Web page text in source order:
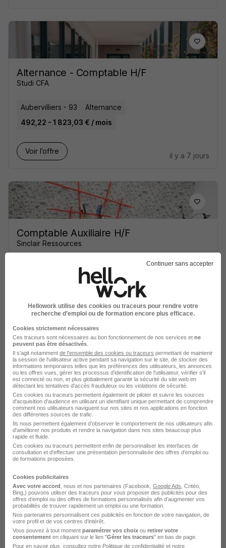
Alternance - Comptable H/F
Studi CFA
Aubervilliers - 93
Alternance
492,22 - 1 823,03 € / mois
Voir l’offre
il y a 7 jours
Comptable Auxiliaire H/F
Sinclair Ressources
33 000 - 40 000 € / an
Télétravail partiel
Voir l’offre
il y a 21 jours
Alternance - Comptabilité H/F
Studi CFA
Aubervilliers - 93
Alternance
492,22 - 1 823,03 € / mois
Continuer sans accepter
Hellowork utilise des cookies ou traceurs pour rendre votre
recherche d’emploi ou de formation encore plus efficace.
Cookies strictement nécessaires
Ces traceurs sont nécessaires au bon fonctionnement de nos services et ne
peuvent pas être désactivés
Il s'agit notamment de l'ensemble des cookies ou traceurs permettant de maintenir
la session de l'utilisateur active pendant sa navigation sur le site, de stocker des
informations temporaires telles que les préférences des utilisateurs, les annonces
ou les offres vues, gérer les processus d'identification de l'utilisateur, vérifier s'il
est connecté ou non, et plus globalement garantir la sécurité du site web en
détectant les tentatives d'accès frauduleux ou les violations de sécurité.
Ces cookies ou traceurs permettent également de piloter et suivre les sources
d'acquisition d'audience en utilisant un identifiant unique permettant de comprendre
comment nos utilisateurs naviguent sur nos sites et nos applications en fonction
des différentes sources de trafic.
Ils nous permettent également d’observer le comportement de nos utilisateurs afin
d'améliorer nos produits et rendre la navigation dans nos sites beaucoup plus
rapide et fluide.
Ces cookies ou traceurs permettent enfin de personnaliser les interfaces de
consultation et d'effectuer une présentation personnalisée des offres d'emploi ou
de formations proposées.
Cookies publicitaires
Avec votre accord , nous et nos partenaires (Facebook, Google Ads , Critéo,
Bing,) pouvons utiliser des traceurs pour vous proposer des publicités pour des
offres d’emploi ou des offres de formations personnalisés afin d’augmenter vos
probabilités de trouver rapidement un emploi ou une formation.
Nos partenaires personnalisent ces publicités en fonction de votre navigation, de
votre profil et de vos centres d’intérêt.
Vous pouvez à tout moment paramétrer vos choix ou retirer votre
consentement en cliquant sur le lien "Gérer les traceurs" en bas de page.
Pour en savoir plus, consultez notre Politique de confidentialité et notre